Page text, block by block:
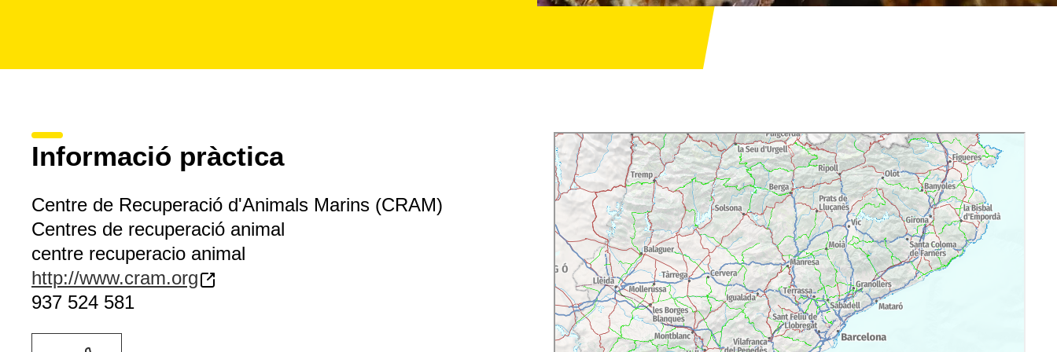
Informació pràctica
Centre de Recuperació d'Animals Marins (CRAM)
Centres de recuperació animal
centre recuperacio animal
http://www.cram.org
937 524 581